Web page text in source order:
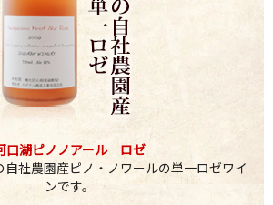
口湖ピノノアール ロゼ
社農園産ピノ・ノワールの単一ロゼワイ
ンです。